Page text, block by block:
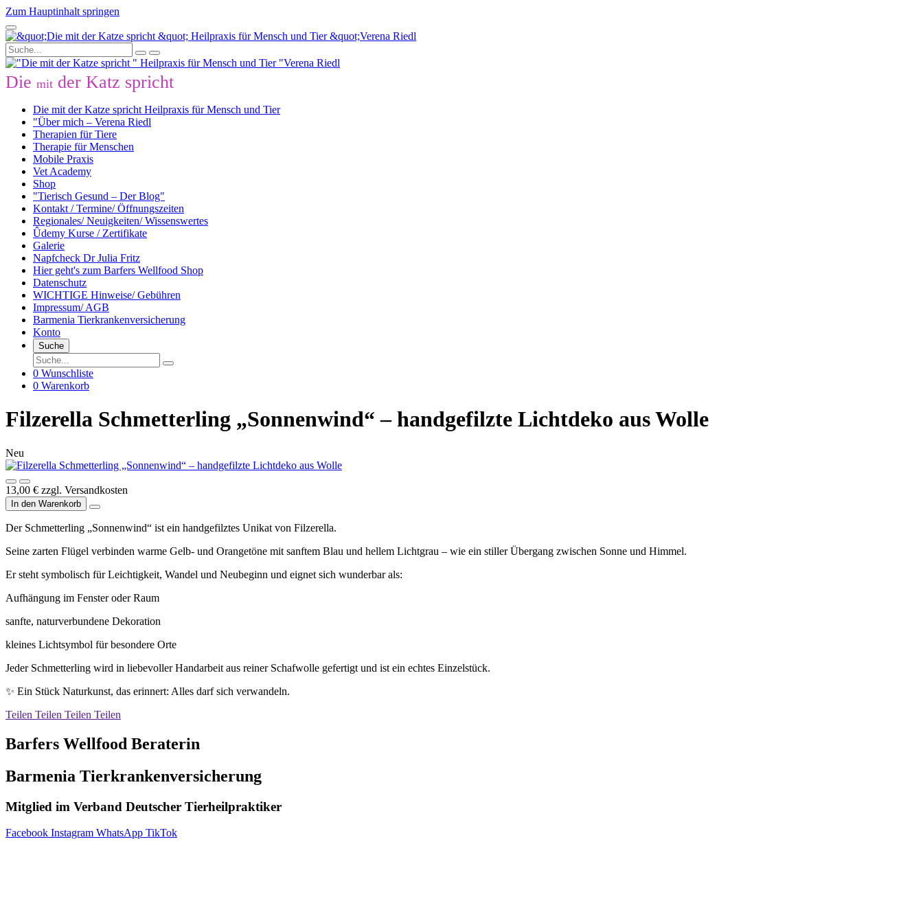
Zum Hauptinhalt springen
Die mit der Katz spricht
Die mit der Katze spricht Heilpraxis für Mensch und Tier
"Über mich – Verena Riedl
Therapien für Tiere
Therapie für Menschen
Mobile Praxis
Vet Academy
Shop
"Tierisch Gesund – Der Blog"
Kontakt / Termine/ Öffnungszeiten
Regionales/ Neuigkeiten/ Wissenswertes
Ûdemy Kurse / Zertifikate
Galerie
Napfcheck Dr Julia Fritz
Hier geht's zum Barfers Wellfood Shop
Datenschutz
WICHTIGE Hinweise/ Gebühren
Impressum/ AGB
Barmenia Tierkrankenversicherung
Konto
Suche
0 Wunschliste
0 Warenkorb
Filzerella Schmetterling „Sonnenwind“ – handgefilzte Lichtdeko aus Wolle
Neu
13,00 € zzgl. Versandkosten
In den Warenkorb
Der Schmetterling „Sonnenwind“ ist ein handgefilztes Unikat von Filzerella.
Seine zarten Flügel verbinden warme Gelb- und Orangetöne mit sanftem Blau und hellem Lichtgrau – wie ein stiller Übergang zwischen Sonne und Himmel.
Er steht symbolisch für Leichtigkeit, Wandel und Neubeginn und eignet sich wunderbar als:
Aufhängung im Fenster oder Raum
sanfte, naturverbundene Dekoration
kleines Lichtsymbol für besondere Orte
Jeder Schmetterling wird in liebevoller Handarbeit aus reiner Schafwolle gefertigt und ist ein echtes Einzelstück.
✨ Ein Stück Naturkunst, das erinnert: Alles darf sich verwandeln.
Teilen Teilen Teilen Teilen
Barfers Wellfood Beraterin
Barmenia Tierkrankenversicherung
Mitglied im Verband Deutscher Tierheilpraktiker
Facebook Instagram WhatsApp TikTok